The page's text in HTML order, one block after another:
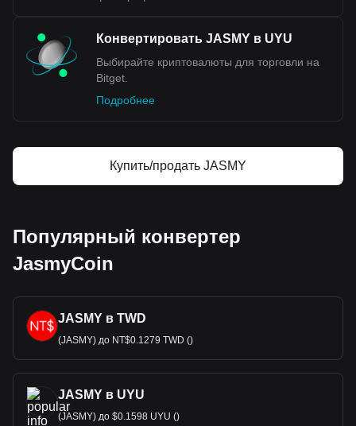
Конвертировать JASMY в UYU
Выбирайте криптовалюты для торговли на
Bitget.
Подробнее
Купить/продать JASMY
Популярный конвертер
JasmyCoin
JASMY в TWD
(JASMY) до NT$0.1279 TWD ()
JASMY в UYU
(JASMY) до $0.1598 UYU ()